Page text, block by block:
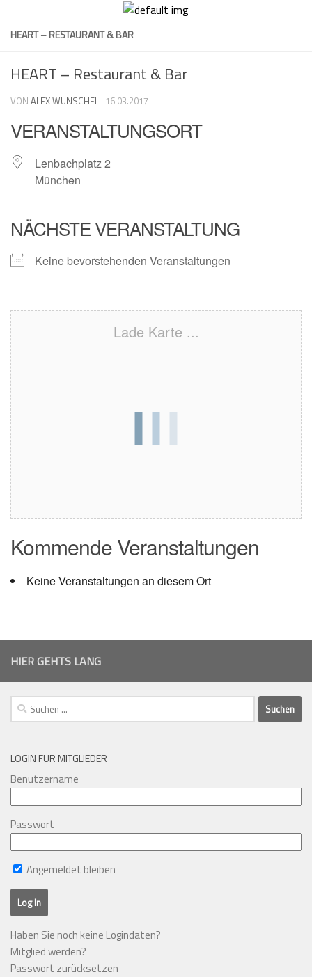
content
HEART – RESTAURANT & BAR
HEART – Restaurant & Bar
VON ALEX WUNSCHEL · 16.03.2017
VERANSTALTUNGSORT
Lenbachplatz 2
München
NÄCHSTE VERANSTALTUNG
Keine bevorstehenden Veranstaltungen
Lade Karte ...
Kommende Veranstaltungen
Keine Veranstaltungen an diesem Ort
HIER GEHTS LANG
Suchen
nach:
LOGIN FÜR MITGLIEDER
Benutzername
Passwort
Angemeldet bleiben
Haben Sie noch keine Logindaten?
Mitglied werden?
Passwort zurücksetzen